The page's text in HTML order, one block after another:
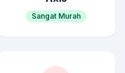
Sangat Murah